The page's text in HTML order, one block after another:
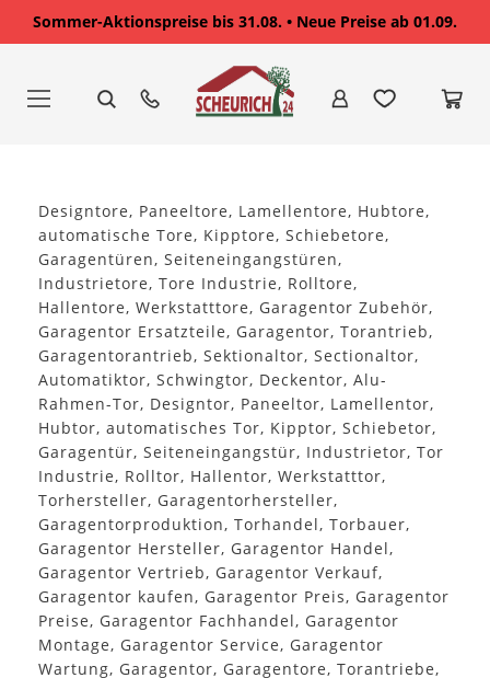
Sommer-Aktionspreise bis 31.08. • Neue Preise ab 01.09.
springen
Designtore, Paneeltore, Lamellentore, Hubtore,
automatische Tore, Kipptore, Schiebetore,
Garagentüren, Seiteneingangstüren,
Industrietore, Tore Industrie, Rolltore,
Hallentore, Werkstatttore, Garagentor Zubehör,
Garagentor Ersatzteile, Garagentor, Torantrieb,
Garagentorantrieb, Sektionaltor, Sectionaltor,
Automatiktor, Schwingtor, Deckentor, Alu-
Rahmen-Tor, Designtor, Paneeltor, Lamellentor,
Hubtor, automatisches Tor, Kipptor, Schiebetor,
Garagentür, Seiteneingangstür, Industrietor, Tor
Industrie, Rolltor, Hallentor, Werkstatttor,
Torhersteller, Garagentorhersteller,
Garagentorproduktion, Torhandel, Torbauer,
Garagentor Hersteller, Garagentor Handel,
Garagentor Vertrieb, Garagentor Verkauf,
Garagentor kaufen, Garagentor Preis, Garagentor
Preise, Garagentor Fachhandel, Garagentor
Montage, Garagentor Service, Garagentor
Wartung, Garagentor, Garagentore, Torantriebe,